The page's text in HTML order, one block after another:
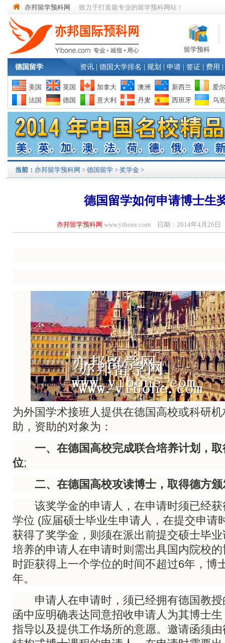
亦邦留学预科网 致力于打造最专业的留学预科网站！
留学预科
德国留学 资讯 德国大学排名 规划 申请 签证 费用
美国 英国 加拿大 澳洲 新西兰
爱
法国
德国 意大利 丹麦 西班牙 乌
当前： 亦邦留学预科网 > 德国留学 > 奖学金 >
德国留学如何申请博士生
亦邦留学预科网 www.yibone.com 日期：2014年4月26
为外国学术接班人提供在德国高校或科研
助，资助的对象为：
一、在德国高校完成联合培养计划，
位;
二、在德国高校攻读博士，取得德方
该奖学金的申请人，在申请时须已经获
学位 (应届硕士毕业生申请人，在提交申请
获得了奖学金，则须在派出前提交硕士毕
培养的申请人在申请时则需出具国内院校
时距获得上一个学位的时间不超过6年，博
年。
申请人在申请时，须已经拥有德国教授
函中应明确表达同意招收申请人为其博士
指导以及提供工作场所的意愿。邀请函须